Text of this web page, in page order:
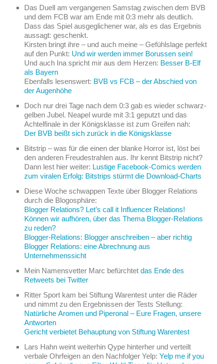
Das Duell am vergangenen Samstag zwischen dem BVB
und dem FCB war am Ende mit 0:3 mehr als deutlich.
Dass das Spiel ausgeglichener war, als es das Ergebnis
aussagt: geschenkt.
Kirsten bringt ihre – und auch meine – Gefühlslage perfekt
auf den Punkt: Und wir werden immer Borussen sein!
Und auch Ina spricht mir aus dem Herzen: Besser B-Elf
als Bayern
Ebenfalls lesenswert: BVB vs FCB – der Abschied von
der Augenhöhe
Doch nur drei Tage nach dem 0:3 gab es wieder schwarz-
gelben Jubel. Neapel wurde mit 3:1 geputzt und das
Achtelfinale in der Königsklasse ist zum Greifen nah:
Der BVB beißt sich zurück in die Königsklasse
Bitstrip – was für die einen der blanke Horror ist, löst bei
den anderen Freudestrahlen aus. Ihr kennt Bitstrip nicht?
Dann lest hier weiter: Lustige Facebook-Comics werden
zum viralen Erfolg: Bitstrips stürmt die Download-Charts
Diese Woche schwappen Texte über Blogger Relations
durch die Blogosphäre:
Blogger Relations? Let’s call it Influencer Relations!
Können wir aufhören, über das Thema Blogger-Relations
zu reden?
Blogger-Relations: Blogger anschreiben – aber richtig
Blogger Relations: eine Abrechnung aus
Unternehmenssicht
Mein Namensvetter Marc befürchtet das Ende des
Retweets bei Twitter
Ritter Sport kam bei Stiftung Warentest unter die Räder
und nimmt zu den Ergebnissen der Tests Stellung:
Natürliche Aromen und Piperonal – Eure Fragen, unsere
Antworten
Gericht verbietet Behauptung von Stiftung Warentest
Lars Hahn weint weiterhin Qype hinterher und verteilt
verbale Ohrfeigen an den Nachfolger Yelp: Yelp me if you